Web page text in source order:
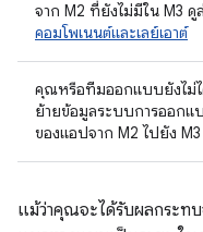
จาก M2 ที่ยังไม่มีใน M3 ดู
คอมโพเนนต์และเลย์เอาต์
คุณหรือทีมออกแบบยังไม่
ย้ายข้อมูลระบบการออกแ
ของแอปจาก M2 ไปยัง M3
แม้ว่าคุณจะได้รับผลกระท